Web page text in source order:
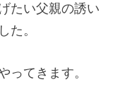
たい父親の誘い
た。
ってきます。